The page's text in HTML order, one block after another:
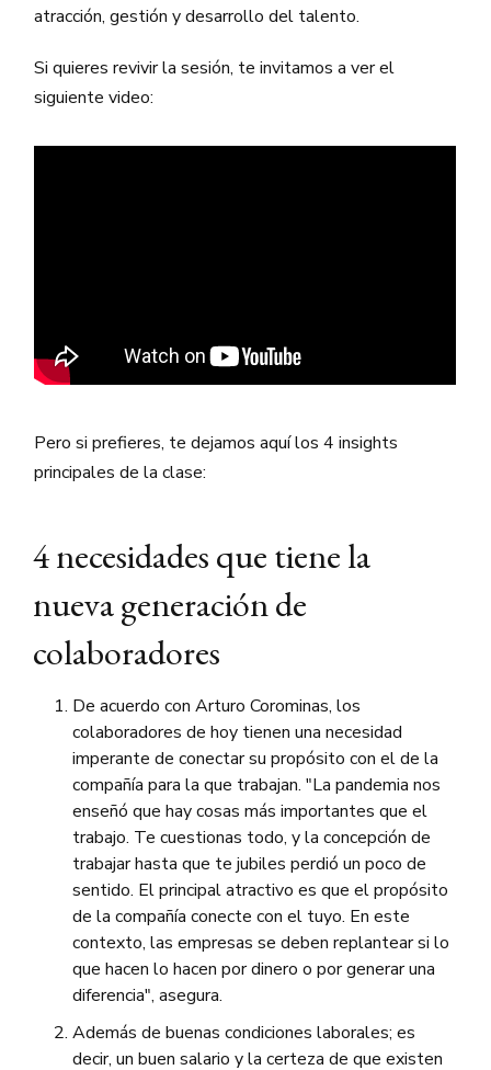
atracción, gestión y desarrollo del talento.
Si quieres revivir la sesión, te invitamos a ver el
siguiente video:
Pero si prefieres, te dejamos aquí los 4 insights
principales de la clase:
4 necesidades que tiene la
nueva generación de
colaboradores
De acuerdo con Arturo Corominas, los
colaboradores de hoy tienen una necesidad
imperante de conectar su propósito con el de la
compañía para la que trabajan. "La pandemia nos
enseñó que hay cosas más importantes que el
trabajo. Te cuestionas todo, y la concepción de
trabajar hasta que te jubiles perdió un poco de
sentido. El principal atractivo es que el propósito
de la compañía conecte con el tuyo. En este
contexto, las empresas se deben replantear si lo
que hacen lo hacen por dinero o por generar una
diferencia", asegura.
Además de buenas condiciones laborales; es
decir, un buen salario y la certeza de que existen